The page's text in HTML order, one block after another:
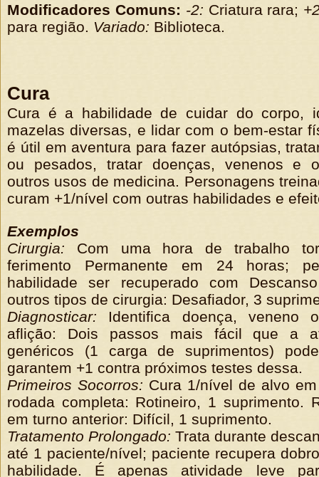
Modificadores Comuns: -2: Criatura rara;
para região. Variado: Biblioteca.
Cura
Cura é a habilidade de cuidar do corpo,
mazelas diversas, e lidar com o bem-estar
é útil em aventura para fazer autópsias,
ou pesados, tratar doenças, venenos e
outros usos de medicina. Personagens
curam +1/nível com outras habilidades e
Exemplos
Cirurgia: Com uma hora de trabalho
ferimento Permanente em 24 horas;
habilidade ser recuperado com
outros tipos de cirurgia: Desafiador, 3
Diagnosticar: Identifica doença, veneno
aflição: Dois passos mais fácil que a
genéricos (1 carga de suprimentos)
garantem +1 contra próximos testes dessa.
Primeiros Socorros: Cura 1/nível de alvo
rodada completa: Rotineiro, 1 suprimento.
em turno anterior: Difícil, 1 suprimento.
Tratamento Prolongado: Trata durante
até 1 paciente/nível; paciente recupera
habilidade. É apenas atividade leve